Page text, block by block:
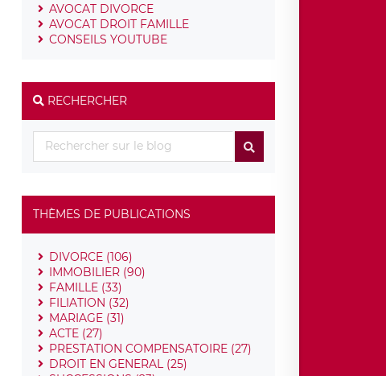
AVOCAT DIVORCE
AVOCAT DROIT FAMILLE
CONSEILS YOUTUBE
RECHERCHER
THÈMES DE PUBLICATIONS
DIVORCE (106)
IMMOBILIER (90)
FAMILLE (33)
FILIATION (32)
MARIAGE (31)
ACTE (27)
PRESTATION COMPENSATOIRE (27)
DROIT EN GENERAL (25)